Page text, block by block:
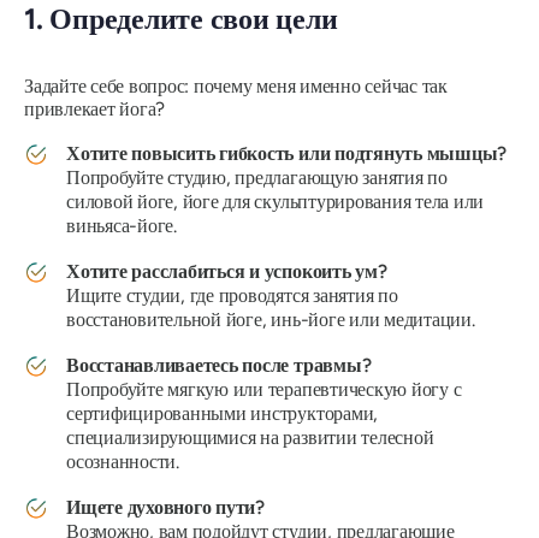
1. Определите свои цели
Задайте себе вопрос: почему меня именно сейчас так
привлекает йога?
Хотите повысить гибкость или подтянуть мышцы?
Попробуйте студию, предлагающую занятия по
силовой йоге, йоге для скульптурирования тела или
виньяса-йоге.
Хотите расслабиться и успокоить ум?
Ищите студии, где проводятся занятия по
восстановительной йоге, инь-йоге или медитации.
Восстанавливаетесь после травмы?
Попробуйте мягкую или терапевтическую йогу с
сертифицированными инструкторами,
специализирующимися на развитии телесной
осознанности.
Ищете духовного пути?
Возможно, вам подойдут студии, предлагающие